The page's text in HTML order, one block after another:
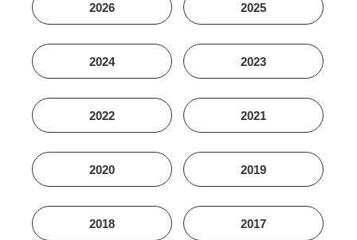
2026 2025
2024 2023
2022 2021
2020 2019
2018 2017